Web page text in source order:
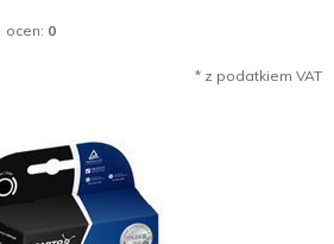
ocen: 0
* z podatkiem VAT